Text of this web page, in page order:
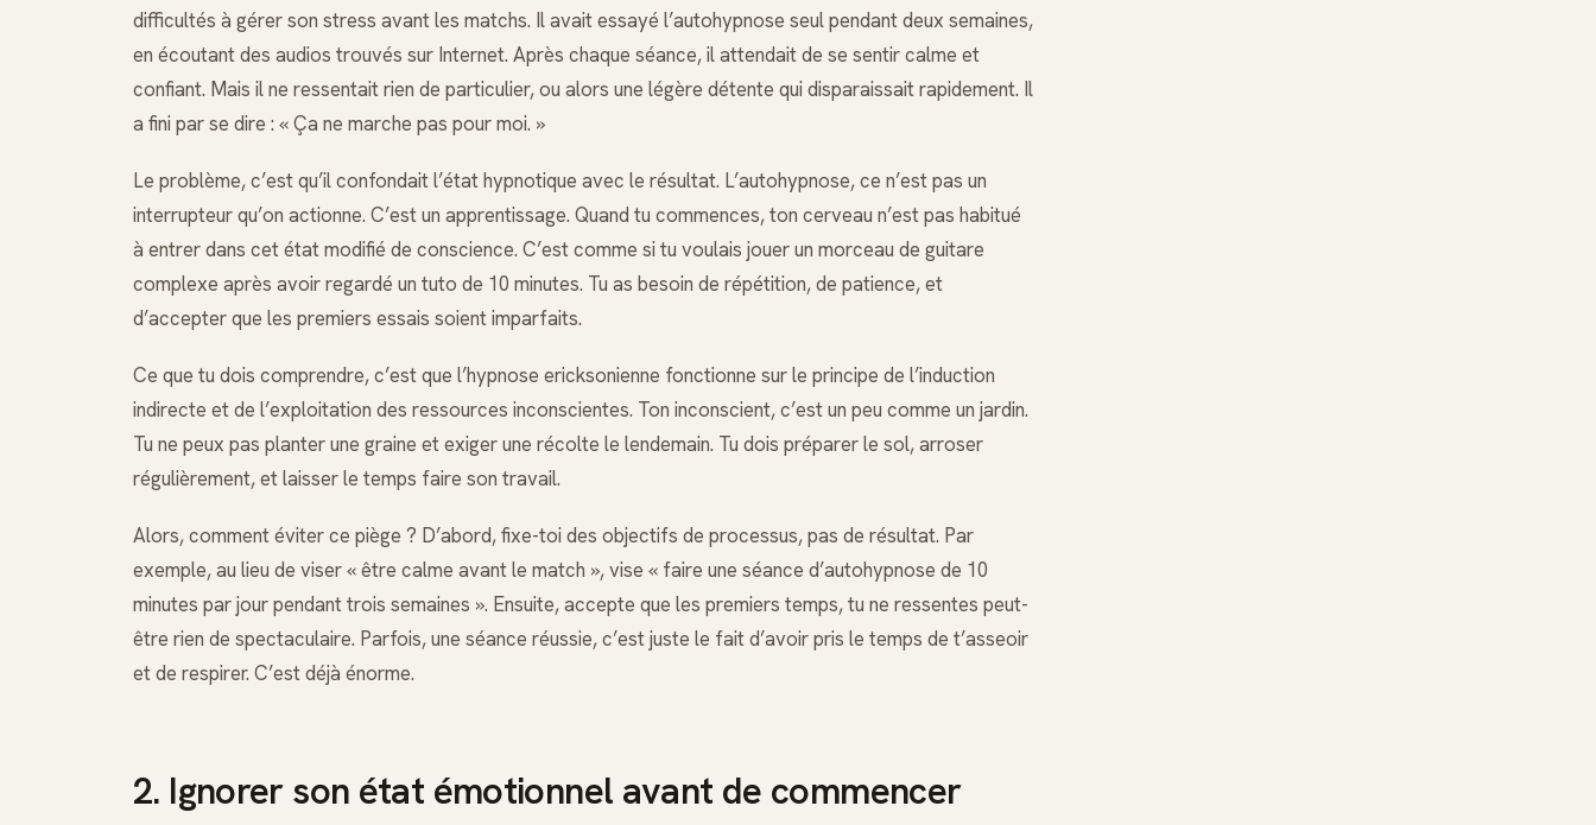
difficultés à gérer son stress avant les matchs. Il avait essayé l’autohypnose seul pendant deux semaines,
en écoutant des audios trouvés sur Internet. Après chaque séance, il attendait de se sentir calme et
confiant. Mais il ne ressentait rien de particulier, ou alors une légère détente qui disparaissait rapidement. Il
a fini par se dire : « Ça ne marche pas pour moi. »
Le problème, c’est qu’il confondait l’état hypnotique avec le résultat. L’autohypnose, ce n’est pas un
interrupteur qu’on actionne. C’est un apprentissage. Quand tu commences, ton cerveau n’est pas habitué
à entrer dans cet état modifié de conscience. C’est comme si tu voulais jouer un morceau de guitare
complexe après avoir regardé un tuto de 10 minutes. Tu as besoin de répétition, de patience, et
d’accepter que les premiers essais soient imparfaits.
Ce que tu dois comprendre, c’est que l’hypnose ericksonienne fonctionne sur le principe de l’induction
indirecte et de l’exploitation des ressources inconscientes. Ton inconscient, c’est un peu comme un jardin.
Tu ne peux pas planter une graine et exiger une récolte le lendemain. Tu dois préparer le sol, arroser
régulièrement, et laisser le temps faire son travail.
Alors, comment éviter ce piège ? D’abord, fixe-toi des objectifs de processus, pas de résultat. Par
exemple, au lieu de viser « être calme avant le match », vise « faire une séance d’autohypnose de 10
minutes par jour pendant trois semaines ». Ensuite, accepte que les premiers temps, tu ne ressentes peut-
être rien de spectaculaire. Parfois, une séance réussie, c’est juste le fait d’avoir pris le temps de t’asseoir
et de respirer. C’est déjà énorme.
2. Ignorer son état émotionnel avant de commencer